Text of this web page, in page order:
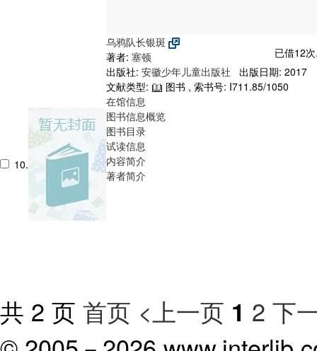
10.
乌鸦队长银斑
已借12
著者: 塞顿
出版社: 安徽少年儿童出版社
出版日期: 2017
文献类型:
图书 , 索书号: I711.85/1050
在馆信息
图书信息概览
图书目录
试读信息
内容简介
著者简介
共 2 页 首页 <上一页 1 2 下